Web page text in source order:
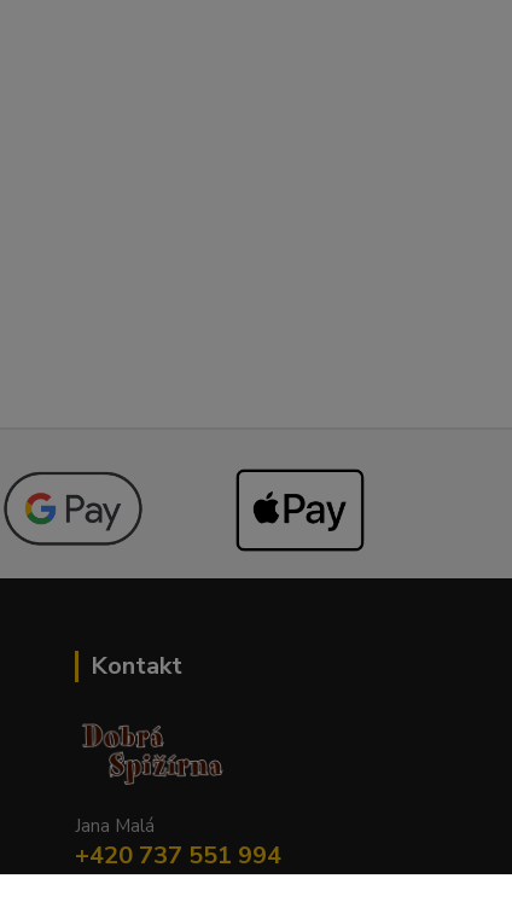
Kontakt
Jana Malá
+420 737 551 994